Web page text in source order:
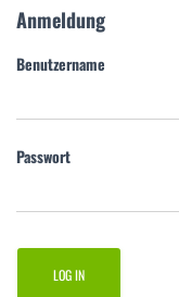
Anmeldung
Benutzername
Passwort